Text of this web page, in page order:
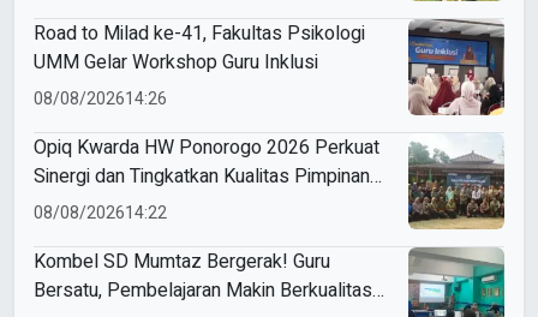
Road to Milad ke-41, Fakultas Psikologi
UMM Gelar Workshop Guru Inklusi
08/08/202614:26
Opiq Kwarda HW Ponorogo 2026 Perkuat
Sinergi dan Tingkatkan Kualitas Pimpinan
Qobilah
08/08/202614:22
Kombel SD Mumtaz Bergerak! Guru
Bersatu, Pembelajaran Makin Berkualitas